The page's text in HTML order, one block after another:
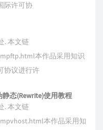
际许可协
. 本文链
本作品采用知识
协议进行许
静态(Rewrite)使用教程
. 本文链
本作品采用知